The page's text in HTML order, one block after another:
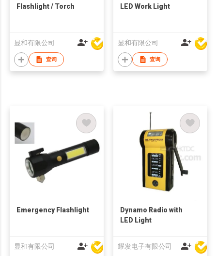
Flashlight / Torch
显和有限公司
查询
LED Work Light
显和有限公司
查询
Emergency Flashlight
显和有限公司
Dynamo Radio with
LED Light
耀发电子有限公司